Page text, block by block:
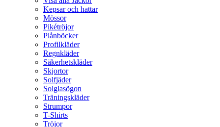
Kepsar och hattar
Mössor
Pikétröjor
Plånböcker
Profilkläder
Regnkläder
Säkerhetskläder
Skjortor
Solfjäder
Solglasögon
Träningskläder
Strumpor
T-Shirts
Tröjor